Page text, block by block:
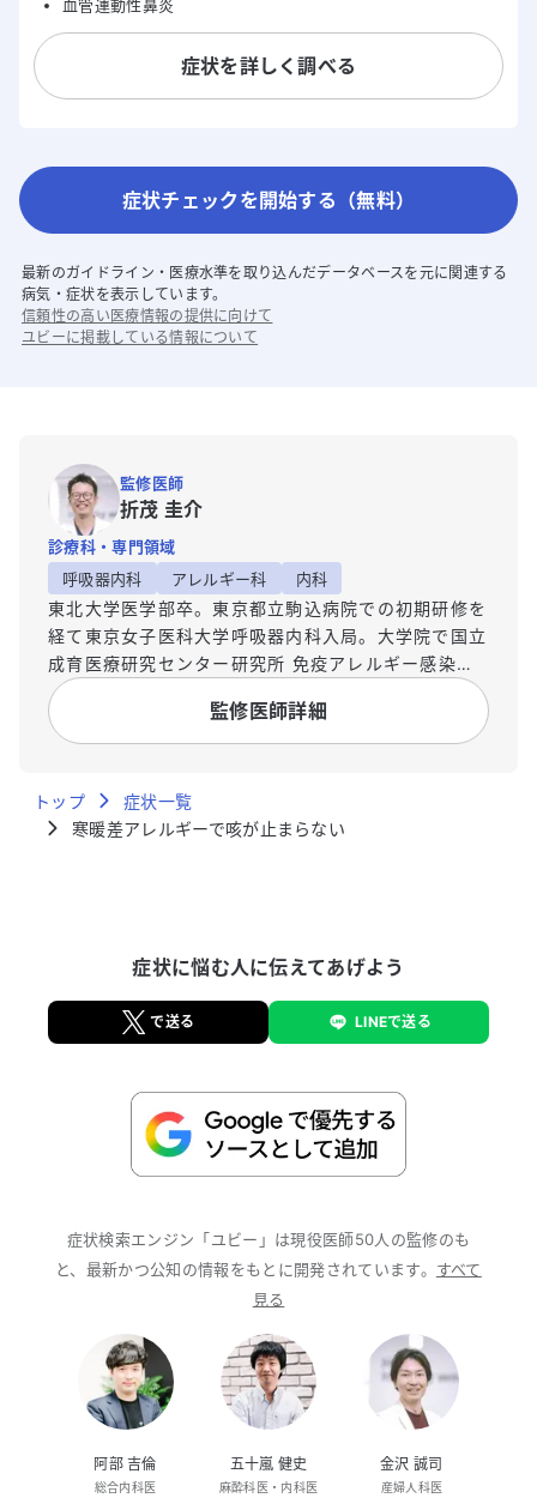
血管運動性鼻炎
症状を詳しく調べる
症状チェックを開始する（無料）
最新のガイドライン・医療水準を取り込んだデータベースを元に関連する
病気・症状を表示しています。
信頼性の高い医療情報の提供に向けて
ユビーに掲載している情報について
監修医師
折茂 圭介
診療科・専門領域
呼吸器内科
アレルギー科 内科
東北大学医学部卒。東京都立駒込病院での初期研修を
経て東京女子医科大学呼吸器内科入局。大学院で国立
成育医療研究センター研究所 免疫アレルギー感染研
究部に国内留学。博士課程修了後、同研究室で研究員
として勤務。専門は呼吸器内科学、特に喘息をはじめ
とするアレルギー学。
監修医師詳細
トップ
症状一覧
寒暖差アレルギーで咳が止まらない
症状に悩む人に伝えてあげよう
で送る LINEで送る
症状検索エンジン「ユビー」は現役医師50人の監修のも
と、最新かつ公知の情報をもとに開発されています。 すべて
見る
阿部 吉倫
総合内科医
五十嵐 健史
麻酔科医・内科医
金沢 誠司
産婦人科医